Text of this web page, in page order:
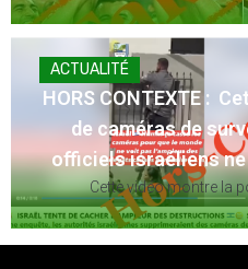
ACTUALITÉ
HORS CONTEXTE :
de caméras de
officiels israéliens ne
Cette vidéo montre la